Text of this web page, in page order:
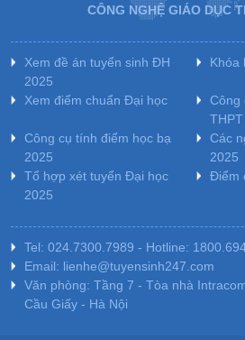
CÔNG NGHỆ GIÁO DỤC
Xem đề án tuyển sinh ĐH
2025
Khóa
Xem điểm chuẩn Đại học
Công
THPT
Công cụ tính điểm học bạ
2025
Các
2025
Tổ hợp xét tuyển Đại học
2025
Điểm
Tel: 024.7300.7989 - Hotline:
Email: lienhe@tuyensinh247.com
Văn phòng: Tầng 7 - Tòa nhà
Cầu Giấy - Hà Nội